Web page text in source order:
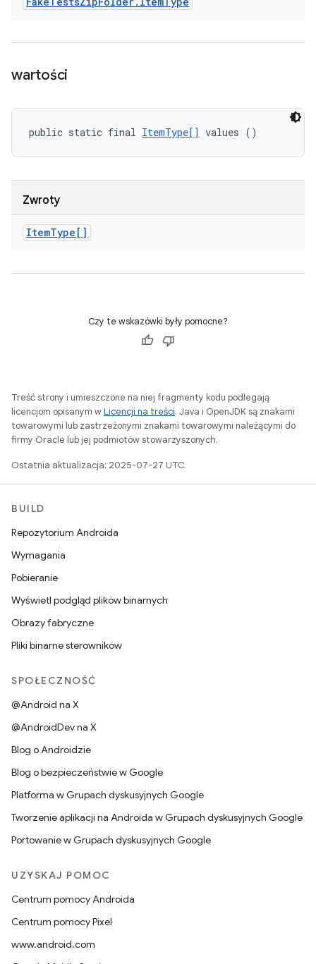
wartości
public static final ItemType[] values ()
Zwroty
ItemType[]
Czy te wskazówki były pomocne?
Treść strony i umieszczone na niej fragmenty kodu podlegają
licencjom opisanym wLicencji na treści. Java i OpenJDK są znakami
towarowymi lub zastrzeżonymi znakami towarowymi należącymi do
firmy Oracle lub jej podmiotów stowarzyszonych.
Ostatnia aktualizacja: 2025-07-27 UTC.
BUILD
Repozytorium Androida
Wymagania
Pobieranie
Wyświetl podgląd plików binarnych
Obrazy fabryczne
Pliki binarne sterowników
SPOŁECZNOŚĆ
@Android na X
@AndroidDev na X
Blog o Androidzie
Blog o bezpieczeństwie w Google
Platforma w Grupach dyskusyjnych Google
Tworzenie aplikacji na Androida w Grupach dyskusyjnych Google
Portowanie w Grupach dyskusyjnych Google
UZYSKAJ POMOC
Centrum pomocy Androida
Centrum pomocy Pixel
www.android.com